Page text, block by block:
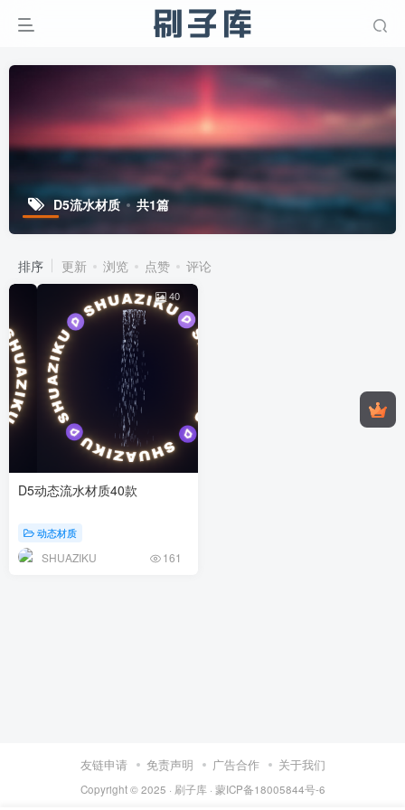
D5流水材质 共1篇
排序 更新 浏览 点赞 评论
40
D5动态流水材质40款
动态材质
SHUAZIKU 161
友链申请 免责声明 广告合作 关于我们
Copyright © 2025 · 刷子库 · 蒙ICP备18005844号-6